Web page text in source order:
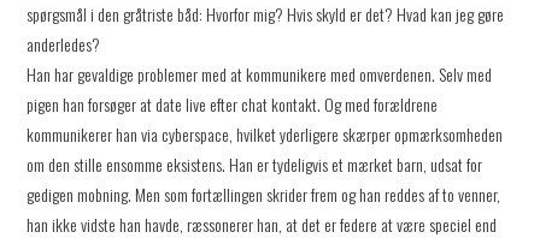
spørgsmål i den gråtriste båd: Hvorfor mig? Hvis skyld er det? Hvad kan jeg gøre
anderledes?
Han har gevaldige problemer med at kommunikere med omverdenen. Selv med
pigen han forsøger at date live efter chat kontakt. Og med forældrene
kommunikerer han via cyberspace, hvilket yderligere skærper opmærksomheden
om den stille ensomme eksistens. Han er tydeligvis et mærket barn, udsat for
gedigen mobning. Men som fortællingen skrider frem og han reddes af to venner,
han ikke vidste han havde, ræssonerer han, at det er federe at være speciel end